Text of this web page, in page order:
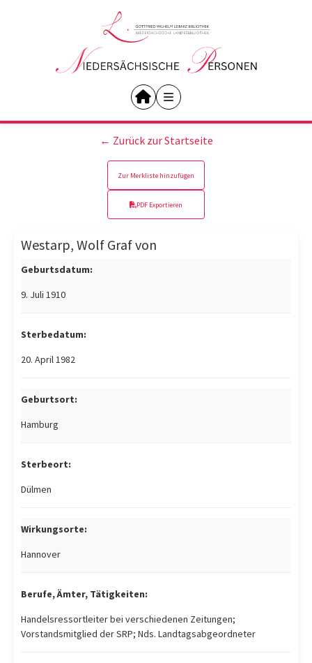
← Zurück zur Startseite
Zur Merkliste hinzufügen
PDF Exportieren
Westarp, Wolf Graf von
Geburtsdatum:
9. Juli 1910
Sterbedatum:
20. April 1982
Geburtsort:
Hamburg
Sterbeort:
Dülmen
Wirkungsorte:
Hannover
Berufe, Ämter, Tätigkeiten:
Handelsressortleiter bei verschiedenen Zeitungen;
Vorstandsmitglied der SRP; Nds. Landtagsabgeordneter